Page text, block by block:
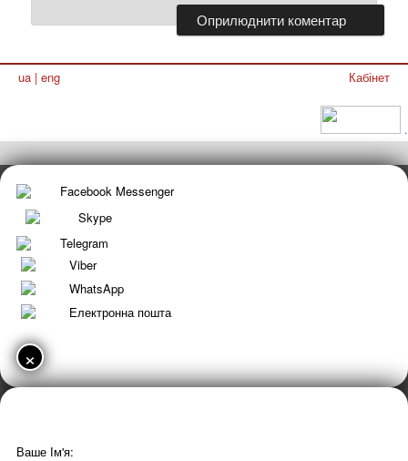
ua | eng Кабінет
.
Facebook Messenger
Skype
Telegram
Viber
WhatsApp
Електронна пошта
×
Ваше Ім'я: